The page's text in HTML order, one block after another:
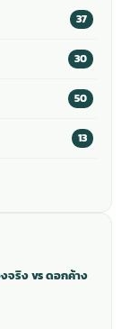
37
30
50
13
จริง vs ดอกค้าง